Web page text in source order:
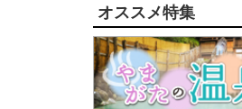
オススメ特集